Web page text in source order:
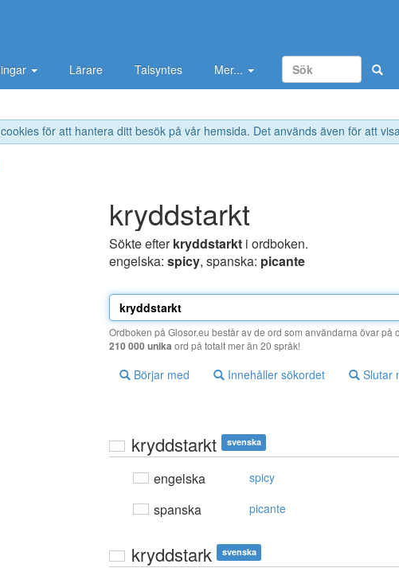
för att hantera ditt besök på vår hemsida. Det används även för att
Lärare Talsyntes Mer...
kryddstarkt
Sökte efterkryddstarkt i ordboken.
engelska: spicy, spanska: picante
Ordboken på Glosor.eu består av de ord som användarna övar på
210 000 unika ord på totalt mer än 20 språk!
Börjar med Innehåller sökordet Slutar
kryddstarkt svenska
engelska spicy
spanska picante
kryddstark svenska